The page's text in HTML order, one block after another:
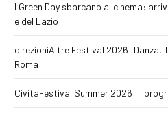
I Green Day sbarcano al cinema:
e del Lazio
direzioniAltre Festival 2026: Danza,
Roma
CivitaFestival Summer 2026: il